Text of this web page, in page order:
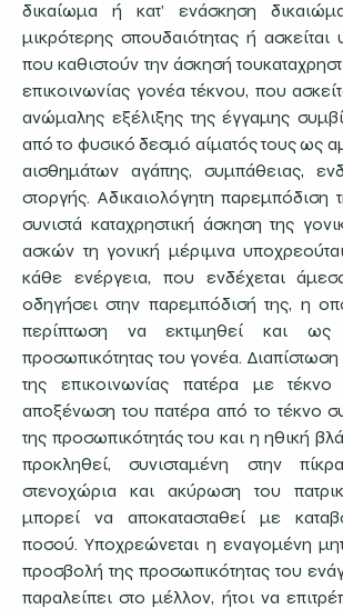
δικαίωμα ή κατ’ ενάσκηση
μικρότερης σπουδαιότητας ή ασκείται
που καθιστούν την άσκησή
επικοινωνίας γονέα τέκνου, που
ανώμαλης εξέλιξης της έγγαμης
από το φυσικό δεσμό αίματός τους ως
αισθημάτων αγάπης, συμπάθειας,
στοργής. Αδικαιολόγητη παρεμπόδιση
συνιστά καταχρηστική άσκηση της
ασκών τη γονική μέριμνα
κάθε ενέργεια, που ενδέχεται
οδηγήσει στην παρεμπόδισή της, η
περίπτωση να εκτιμηθεί και ως
προσωπικότητας του γονέα.
της επικοινωνίας πατέρα με
αποξένωση του πατέρα από το τέκνο
της προσωπικότητάς του και η ηθική
προκληθεί, συνισταμένη στην
στενοχώρια και ακύρωση του
μπορεί να αποκατασταθεί με
ποσού. Υποχρεώνεται η εναγομένη
προσβολή της προσωπικότητας του
παραλείπει στο μέλλον, ήτοι να